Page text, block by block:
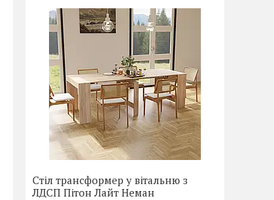
Стіл трансформер у вітальню з
ЛДСП Пітон Лайт Неман